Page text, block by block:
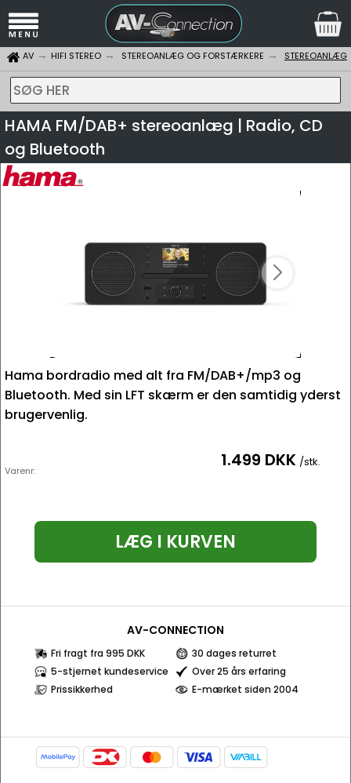
AV HIFI STEREO STEREOANLÆG OG FORSTÆRKERE STEREOANLÆG
SØG HER
HAMA FM/DAB+ stereoanlæg | Radio, CD
og Bluetooth
Hama bordradio med alt fra FM/DAB+/mp3 og
Bluetooth. Med sin LFT skærm er den samtidig yderst
brugervenlig.
Varenr: 1.499 DKK /stk.
LÆG I KURVEN
AV-CONNECTION
Fri fragt fra 995 DKK
30 dages returret
5-stjernet kundeservice
Over 25 års erfaring
Prissikkerhed
E-mærket siden 2004